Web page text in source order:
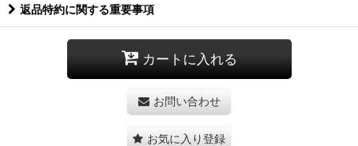
返品特約に関する重要事項
カートに入れる
お問い合わせ
お気に入り登録